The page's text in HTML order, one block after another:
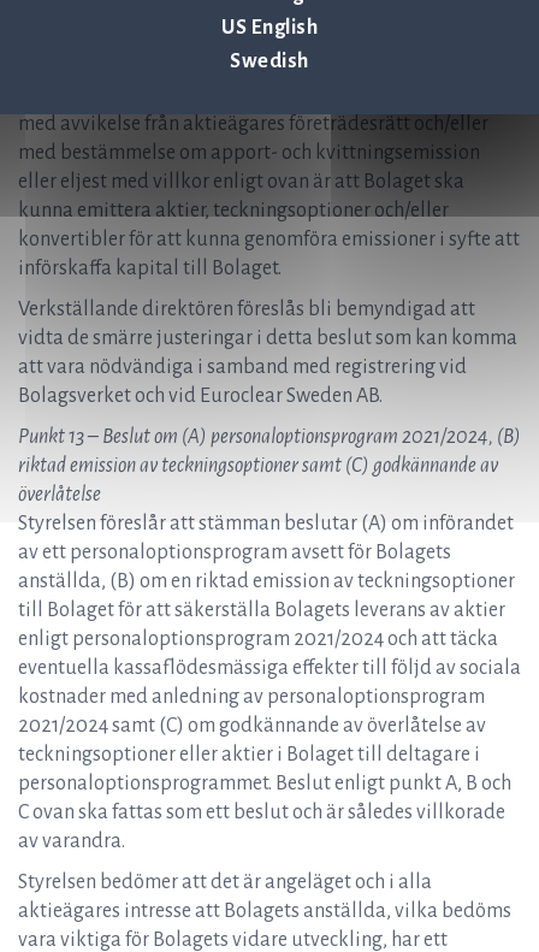
US English
Swedish
villkoren i övrigt för emissioner enligt detta
bemyndigande samt vem som ska äga rätt att teckna
aktierna, teckningsoptionerna och/eller konvertiblerna.
med avvikelse från aktieägares företrädesrätt och/eller
med bestämmelse om apport- och kvittningsemission
eller eljest med villkor enligt ovan är att Bolaget ska
kunna emittera aktier, teckningsoptioner och/eller
konvertibler för att kunna genomföra emissioner i syfte att
införskaffa kapital till Bolaget.
Verkställande direktören föreslås bli bemyndigad att
vidta de smärre justeringar i detta beslut som kan komma
att vara nödvändiga i samband med registrering vid
Bolagsverket och vid Euroclear Sweden AB.
Punkt 13 – Beslut om (A) personaloptionsprogram 2021/2024, (B)
riktad emission av teckningsoptioner samt (C) godkännande av
överlåtelse
Styrelsen föreslår att stämman beslutar (A) om införandet
av ett personaloptionsprogram avsett för Bolagets
anställda, (B) om en riktad emission av teckningsoptioner
till Bolaget för att säkerställa Bolagets leverans av aktier
enligt personaloptionsprogram 2021/2024 och att täcka
eventuella kassaflödesmässiga effekter till följd av sociala
kostnader med anledning av personaloptionsprogram
2021/2024 samt (C) om godkännande av överlåtelse av
teckningsoptioner eller aktier i Bolaget till deltagare i
personaloptionsprogrammet. Beslut enligt punkt A, B och
C ovan ska fattas som ett beslut och är således villkorade
av varandra.
Styrelsen bedömer att det är angeläget och i alla
aktieägares intresse att Bolagets anställda, vilka bedöms
vara viktiga för Bolagets vidare utveckling, har ett